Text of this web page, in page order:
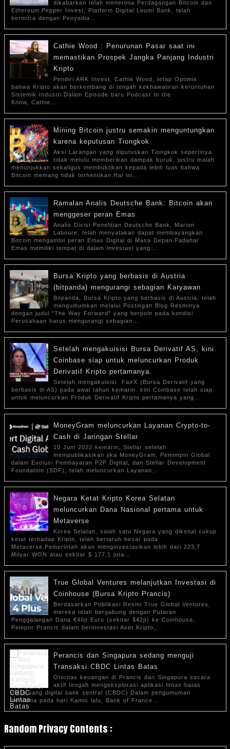
dikabarkan telah menerima Perdagangan Bitcoin dan
Ethereum.Pepper Invest, Platform Digital Leumi Bank, telah
bermitra dengan Penyedia…
Cathie Wood : Penurunan Pasar saat ini
memastikan Prospek Jangka Panjang Industri
Kripto
Pendiri ARK Invest, Cathie Wood, tetap Optimis
bahwa Kripto akan berkembang di tengah kekhawatiran keruntuhan
Sistemik Industri.Dalam Episode baru Podcast In the
Know, Cathie…
Mining Bitcoin justru semakin menguntungkan
karena keputusan Tiongkok
Aksi Larangan yang diputuskan Tiongkok sepertinya
tidak melulu memberikan dampak buruk, justru malah
menunjukkan sekaligus membuktikan kepada lebih luas bahwa
Bitcoin memang tidak terhentikan.Hal ini…
Ramalan Analis Deutsche Bank: Bitcoin akan
menggeser peran Emas
Analis Divisi Penelitian Deutsche Bank, Marion
Laboure, telah menyatakan dapat membayangkan
Bitcoin mengambil peran Emas Digital di Masa Depan.Padahal
Emas memiliki tempat di dalam investasi yang…
Bursa Kripto yang berbasis di Austria
(bitpanda) mengurangi sebagian Karyawan
Bitpanda, Bursa Kripto yang berbasis di Austria, telah
mengumumkan melalui Postingan Blog Resminya
dengan judul "The Way Forward" yang berpoin pada kondisi
Perusahaan harus mengurangi sebagian…
Setelah mengakuisisi Bursa Derivatif AS, kini
Coinbase siap untuk meluncurkan Produk
Derivatif Kripto pertamanya.
Setelah mengakuisisi FairX (Bursa Derivatif yang
berbasis di AS) pada awal tahun kemarin. kini Coinbase telah siap
untuk meluncurkan Produk Derivatif Kripto pertamanya yang…
MoneyGram meluncurkan Layanan Crypto-to-
Cash di Jaringan Stellar
10 Juni 2022 kemarin, Stellar setelah
mempublikasikan jika MoneyGram, Pemimpin Global
dalam Evolusi Pembayaran P2P Digital, dan Stellar Development
Foundation (SDF), telah meluncurkan Layanan…
Negara Ketat Kripto Korea Selatan
meluncurkan Dana Nasional pertama untuk
Metaverse
Korea Selatan, salah satu Negara yang dikenal cukup
ketat terhadap Kripto, telah bertaruh besar pada
Metaverse.Pemerintah akan menginvestasikan lebih dari 223,7
Milyar WON atau sekitar $ 177,1 juta…
True Global Ventures melanjutkan Investasi di
Coinhouse (Bursa Kripto Prancis)
Berdasarkan Publikasi Resmi True Global Ventures,
mereka telah bergabung dengan Putaran
Penggalangan Dana €40jt Euro (sekitar $42jt) ke Coinhouse,
Pelopor Prancis dalam berinvestasi Aset Kripto,…
Perancis dan Singapura sedang menguji
Transaksi CBDC Lintas Batas
Otoritas keuangan di Prancis dan Singapura secara
aktif tengah mengeksplorasi aplikasi lintas batas
mata uang digital bank sentral (CBDC).Dalam pengumuman
bersama pada hari Kamis lalu, Bank of France…
Random Privacy Contents :